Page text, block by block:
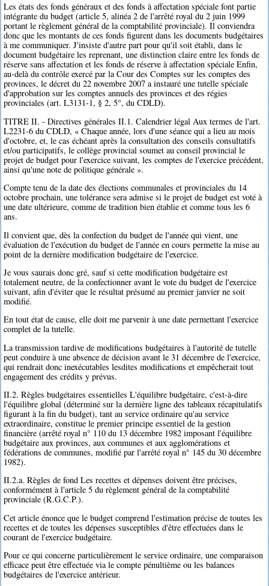
Les états des fonds généraux et des fonds à affectation spéciale font partie
intégrante du budget (article 5, alinéa 2 de l'arrêté royal du 2 juin 1999
portant le règlement général de la comptabilité provinciale). Il conviendra
donc que les montants de ces fonds figurent dans les documents budgétaires
à me communiquer. J'insiste d'autre part pour qu'il soit établi, dans le
document budgétaire les reprenant, une distinction claire entre les fonds de
réserve sans affectation et les fonds de réserve à affectation spéciale Enfin,
au-delà du contrôle exercé par la Cour des Comptes sur les comptes des
provinces, le décret du 22 novembre 2007 a instauré une tutelle spéciale
d'approbation sur les comptes annuels des provinces et des régies
provinciales (art. L3131-1, § 2, 5°, du CDLD).
TITRE II. - Directives générales II.1. Calendrier légal Aux termes de l'art.
L2231-6 du CDLD, « Chaque année, lors d'une séance qui a lieu au mois
d'octobre, et, le cas échéant après la consultation des conseils consultatifs
et/ou participatifs, le collège provincial soumet au conseil provincial le
projet de budget pour l'exercice suivant, les comptes de l'exercice précédent,
ainsi qu'une note de politique générale ».
Compte tenu de la date des élections communales et provinciales du 14
octobre prochain, une tolérance sera admise si le projet de budget est voté à
une date ultérieure, comme de tradition bien établie et comme tous les 6
ans.
Il convient que, dès la confection du budget de l'année qui vient, une
évaluation de l'exécution du budget de l'année en cours permette la mise au
point de la dernière modification budgétaire de l'exercice.
Je vous saurais donc gré, sauf si cette modification budgétaire est
totalement neutre, de la confectionner avant le vote du budget de l'exercice
suivant, afin d'éviter que le résultat présumé au premier janvier ne soit
modifié.
En tout état de cause, elle doit me parvenir à une date permettant l'exercice
complet de la tutelle.
La transmission tardive de modifications budgétaires à l'autorité de tutelle
peut conduire à une absence de décision avant le 31 décembre de l'exercice,
qui rendrait donc inexécutables lesdites modifications et empêcherait tout
engagement des crédits y prévus.
II.2. Règles budgétaires essentielles L'équilibre budgétaire, c'est-à-dire
l'équilibre global (déterminé sur la dernière ligne des tableaux récapitulatifs
figurant à la fin du budget), tant au service ordinaire qu'au service
extraordinaire, constitue le premier principe essentiel de la gestion
financière (arrêté royal n° 110 du 13 décembre 1982 imposant l'équilibre
budgétaire aux provinces, aux communes et aux agglomérations et
fédérations de communes, modifié par l'arrêté royal n° 145 du 30 décembre
1982).
II.2.a. Règles de fond Les recettes et dépenses doivent être précises,
conformément à l'article 5 du règlement général de la comptabilité
provinciale (R.G.C.P.).
Cet article énonce que le budget comprend l'estimation précise de toutes les
recettes et de toutes les dépenses susceptibles d'être effectuées dans le
courant de l'exercice budgétaire.
Pour ce qui concerne particulièrement le service ordinaire, une comparaison
efficace peut être effectuée via le compte pénultième ou les balances
budgétaires de l'exercice antérieur.